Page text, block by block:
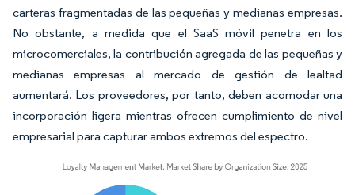
carteras fragmentadas de las pequeñas y medianas empresas.
No obstante, a medida que el SaaS móvil penetra en los
microcomerciales, la contribución agregada de las pequeñas y
medianas empresas al mercado de gestión de lealtad
aumentará. Los proveedores, por tanto, deben acomodar una
incorporación ligera mientras ofrecen cumplimiento de nivel
empresarial para capturar ambos extremos del espectro.